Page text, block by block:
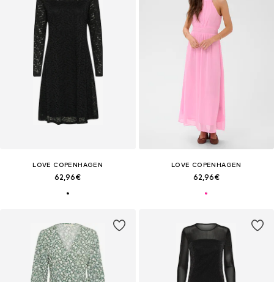
LOVE COPENHAGEN
62,96€
LOVE COPENHAGEN
62,96€